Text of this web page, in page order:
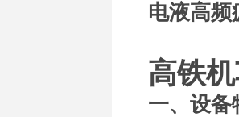
电液高频
高铁
一、设备